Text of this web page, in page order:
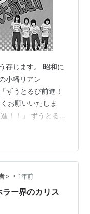
存じます。 昭和に
小幡リアン
ずうとるび前進！
お願いいたしま
！！」 ずうとるび
」 「ずうとるび前
＝昭和50年に公開
ったアイドルグル
タリー作品。 ずう
、中学生時分の昭
＞ • 1年前
ラー界のカリス